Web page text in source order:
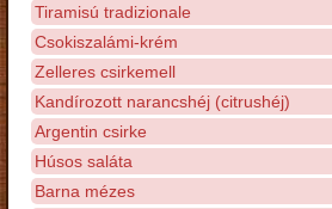
Tiramisú tradizionale
Csokiszalámi-krém
Zelleres csirkemell
Kandírozott narancshéj (citrushéj)
Argentin csirke
Húsos saláta
Barna mézes